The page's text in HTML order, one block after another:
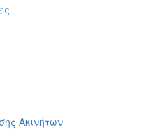
Ακινήτων